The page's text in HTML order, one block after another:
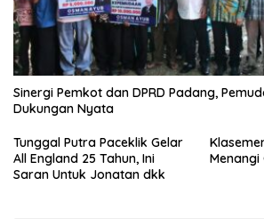
Sinergi Pemkot dan DPRD Padang,
Dukungan Nyata
Tunggal Putra Paceklik Gelar
All England 25 Tahun, Ini
Saran Untuk Jonatan dkk
Menangi